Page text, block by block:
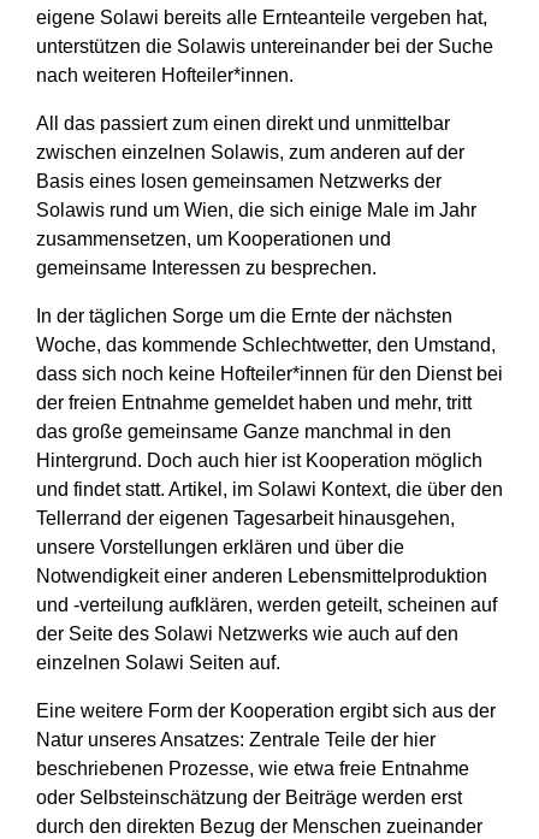
eigene Solawi bereits alle Ernteanteile vergeben hat,
unterstützen die Solawis untereinander bei der Suche
nach weiteren Hofteiler*innen.
All das passiert zum einen direkt und unmittelbar
zwischen einzelnen Solawis, zum anderen auf der
Basis eines losen gemeinsamen Netzwerks der
Solawis rund um Wien, die sich einige Male im Jahr
zusammensetzen, um Kooperationen und
gemeinsame Interessen zu besprechen.
In der täglichen Sorge um die Ernte der nächsten
Woche, das kommende Schlechtwetter, den Umstand,
dass sich noch keine Hofteiler*innen für den Dienst bei
der freien Entnahme gemeldet haben und mehr, tritt
das große gemeinsame Ganze manchmal in den
Hintergrund. Doch auch hier ist Kooperation möglich
und findet statt. Artikel, im Solawi Kontext, die über den
Tellerrand der eigenen Tagesarbeit hinausgehen,
unsere Vorstellungen erklären und über die
Notwendigkeit einer anderen Lebensmittelproduktion
und -verteilung aufklären, werden geteilt, scheinen auf
der Seite des Solawi Netzwerks wie auch auf den
einzelnen Solawi Seiten auf.
Eine weitere Form der Kooperation ergibt sich aus der
Natur unseres Ansatzes: Zentrale Teile der hier
beschriebenen Prozesse, wie etwa freie Entnahme
oder Selbsteinschätzung der Beiträge werden erst
durch den direkten Bezug der Menschen zueinander